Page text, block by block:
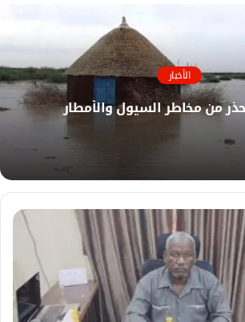
ا
ل
و
ي
و
ك
الأخبار
من مخاطر السيول والأمطار